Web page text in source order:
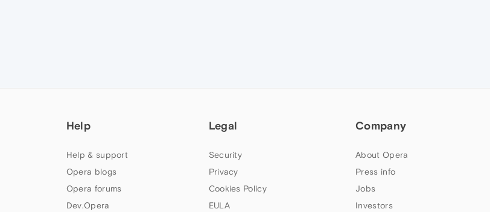
Help
Help & support
Opera blogs
Opera forums
Dev.Opera
Legal
Security
Privacy
Cookies Policy
EULA
Company
About Opera
Press info
Jobs
Investors